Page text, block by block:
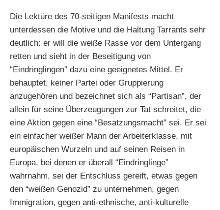
Die Lektüre des 70-seitigen Manifests macht
unterdessen die Motive und die Haltung Tarrants sehr
deutlich: er will die weiße Rasse vor dem Untergang
retten und sieht in der Beseitigung von
“Eindringlingen” dazu eine geeignetes Mittel. Er
behauptet, keiner Partei oder Gruppierung
anzugehören und bezeichnet sich als “Partisan”, der
allein für seine Überzeugungen zur Tat schreitet, die
eine Aktion gegen eine “Besatzungsmacht” sei. Er sei
ein einfacher weißer Mann der Arbeiterklasse, mit
europäischen Wurzeln und auf seinen Reisen in
Europa, bei denen er überall “Eindringlinge”
wahrnahm, sei der Entschluss gereift, etwas gegen
den “weißen Genozid” zu unternehmen, gegen
Immigration, gegen anti-ethnische, anti-kulturelle